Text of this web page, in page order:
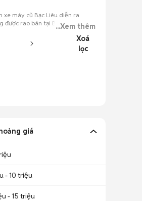
xe máy cũ Bạc Liêu diễn ra
được rao bán tại Bạc Liêu trên
...Xem thêm
Xoá
lọc
giá
- 10 triệu
- 15 triệu